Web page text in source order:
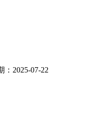
2025-07-22